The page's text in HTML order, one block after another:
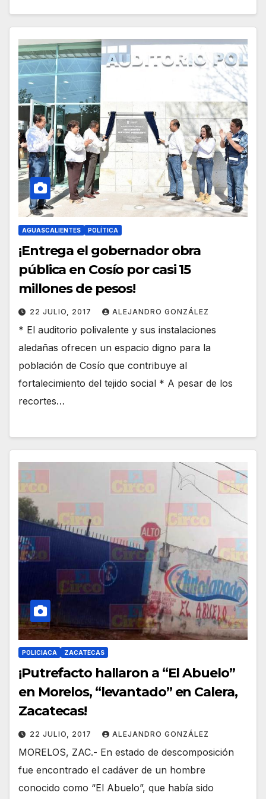
AGUASCALIENTES POLÍTICA
¡Entrega el gobernador obra
pública en Cosío por casi 15
millones de pesos!
22 JULIO, 2017 ALEJANDRO GONZÁLEZ
* El auditorio polivalente y sus instalaciones
aledañas ofrecen un espacio digno para la
población de Cosío que contribuye al
fortalecimiento del tejido social * A pesar de los
recortes…
POLICIACA ZACATECAS
¡Putrefacto hallaron a “El Abuelo”
en Morelos, “levantado” en Calera,
Zacatecas!
22 JULIO, 2017 ALEJANDRO GONZÁLEZ
MORELOS, ZAC.- En estado de descomposición
fue encontrado el cadáver de un hombre
conocido como “El Abuelo”, que había sido